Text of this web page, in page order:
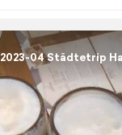
2023-04 Städtetrip